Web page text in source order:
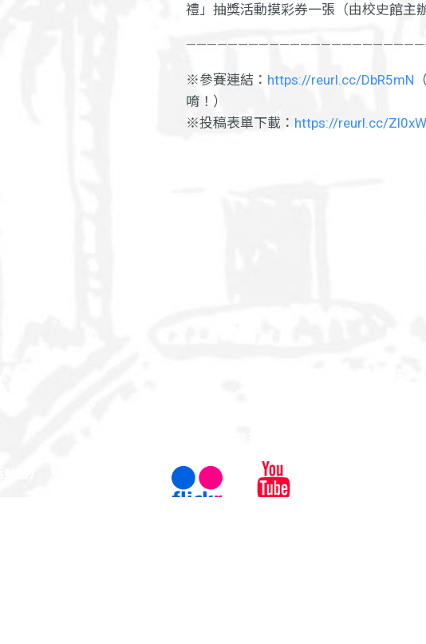
禮」抽獎活動摸彩券一張（由校史館主
※參賽連結： https://reurl.cc/DbR5mN
唷！）
※投稿表單下載： https://reurl.cc/